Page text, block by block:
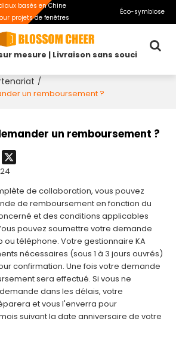
basés en Chine
projets de fenêtres
Éco-symbiose
mesure | Livraison sans souci
/
un remboursement ?
un remboursement ?
WhatsApp
de collaboration, vous pouvez
de remboursement en fonction du
et des conditions applicables
pouvez soumettre votre demande
ou téléphone. Votre gestionnaire KA
nécessaires (sous 1 à 3 jours ouvrés)
confirmation. Une fois votre demande
sera effectué. Si vous ne
dans les délais, votre
et vous l'enverra pour
suivant la date anniversaire de votre